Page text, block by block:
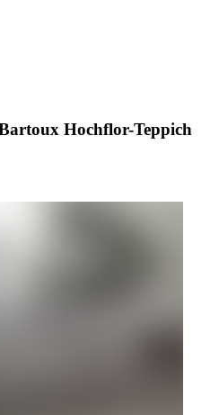
Hochflor-Teppich